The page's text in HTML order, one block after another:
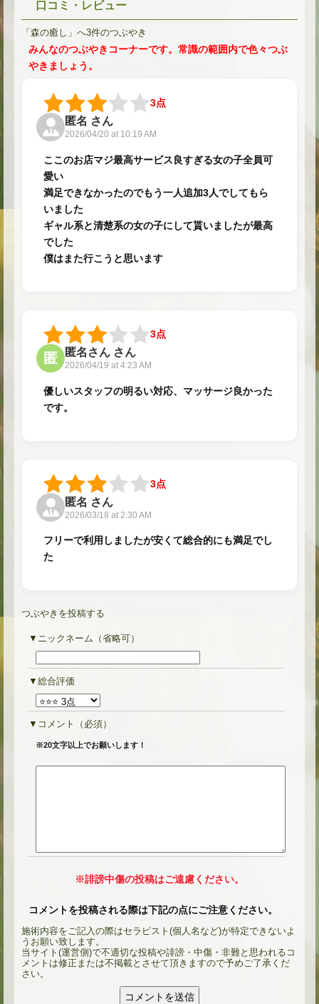
口コミ・レビュー
「森の癒し」へ3件のつぶやき
みんなのつぶやきコーナーです。常識の範囲内で色々つぶ
やきましょう。
3点
匿名 さん
2026/04/20 at 10:19 AM
ここのお店マジ最高サービス良すぎる女の子全員可
愛い
満足できなかったのでもう一人追加3人でしてもら
いました
ギャル系と清楚系の女の子にして貰いましたが最高
でした
僕はまた行こうと思います
3点
匿 匿名さん さん
2026/04/19 at 4:23 AM
優しいスタッフの明るい対応、マッサージ良かった
です。
3点
匿名 さん
2026/03/18 at 2:30 AM
フリーで利用しましたが安くて総合的にも満足でし
た
つぶやきを投稿する
ニックネーム（省略可）
総合評価
コメント （必須）
※20文字以上でお願いします！
※誹謗中傷の投稿はご遠慮ください。
コメントを投稿される際は下記の点にご注意ください。
施術内容をご記入の際はセラピスト(個人名など)が特定できないよ
うお願い致します。
当サイト(運営側)で不適切な投稿や誹謗・中傷・非難と思われるコ
メントは修正または不掲載とさせて頂きますので予めご了承くだ
さい。